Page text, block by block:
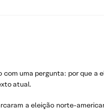
uma pergunta: por que a
atual.
a eleição norte-